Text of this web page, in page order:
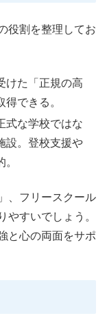
役割を整理してお
けた「正規の高
できる。
式な学校ではな
設。登校支援や
、フリースクール
やすいでしょう。
と心の両面をサポ